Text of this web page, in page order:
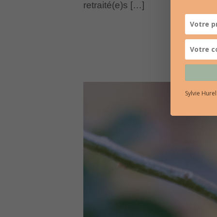
retraité(e)s […]
Sylvie